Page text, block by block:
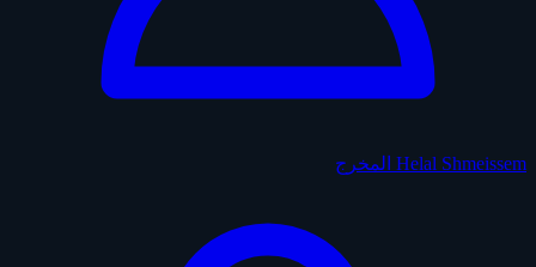
Helal Shmeissem المخرج